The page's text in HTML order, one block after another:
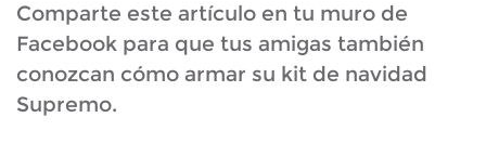
Comparte este artículo en tu muro de
Facebook para que tus amigas también
conozcan cómo armar su kit de navidad
Supremo.